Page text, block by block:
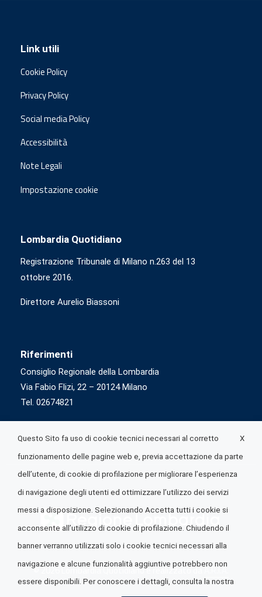
Link utili
Cookie Policy
Privacy Policy
Social media Policy
Accessibilità
Note Legali
Impostazione cookie
Lombardia Quotidiano
Registrazione Tribunale di Milano n.263 del 13
ottobre 2016.
Direttore Aurelio Biassoni
Riferimenti
Consiglio Regionale della Lombardia
Via Fabio Flizi, 22 – 20124 Milano
Tel. 02674821
© 2026 Lombardia Quotidiano è realizzato daA.R.I.A.
X
Questo Sito fa uso di cookie tecnici necessari al corretto
funzionamento delle pagine web e, previa accettazione da parte
dell’utente, di cookie di profilazione per migliorare l’esperienza
di navigazione degli utenti ed ottimizzare l’utilizzo dei servizi
messi a disposizione. Selezionando Accetta tutti i cookie si
acconsente all’utilizzo di cookie di profilazione. Chiudendo il
banner verranno utilizzati solo i cookie tecnici necessari alla
navigazione e alcune funzionalità aggiuntive potrebbero non
essere disponibili. Per conoscere i dettagli, consulta la nostra